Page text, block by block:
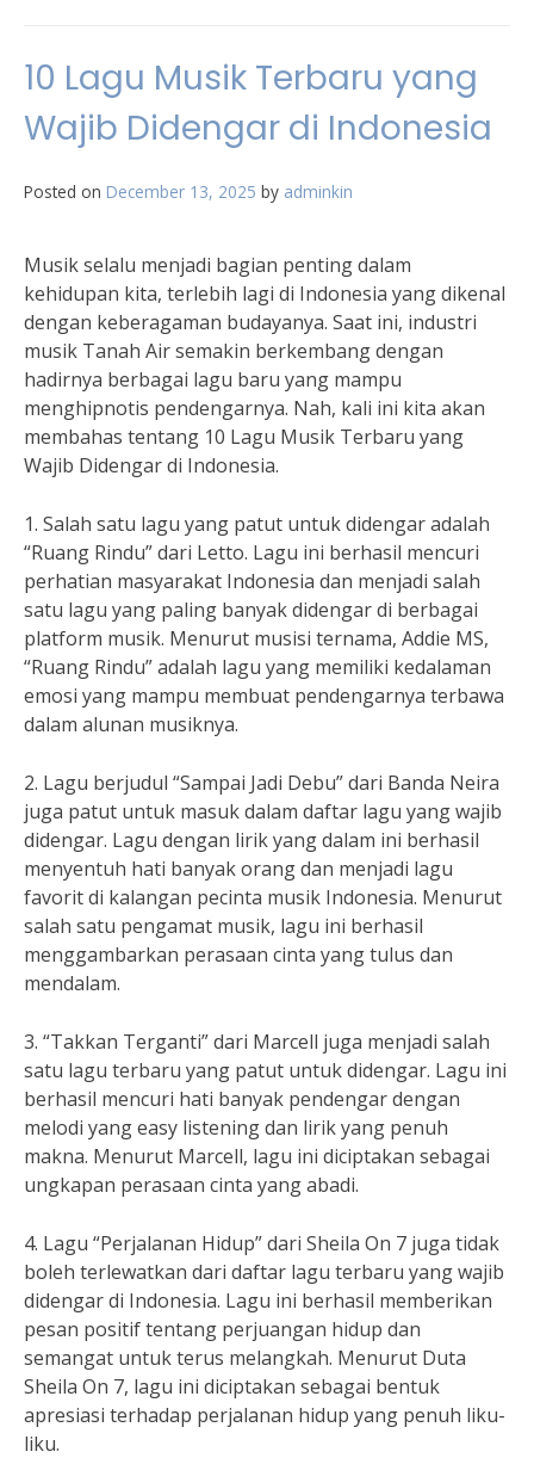
10 Lagu Musik Terbaru yang
Wajib Didengar di Indonesia
Posted on December 13, 2025 by adminkin
Musik selalu menjadi bagian penting dalam
kehidupan kita, terlebih lagi di Indonesia yang dikenal
dengan keberagaman budayanya. Saat ini, industri
musik Tanah Air semakin berkembang dengan
hadirnya berbagai lagu baru yang mampu
menghipnotis pendengarnya. Nah, kali ini kita akan
membahas tentang 10 Lagu Musik Terbaru yang
Wajib Didengar di Indonesia.
1. Salah satu lagu yang patut untuk didengar adalah
“Ruang Rindu” dari Letto. Lagu ini berhasil mencuri
perhatian masyarakat Indonesia dan menjadi salah
satu lagu yang paling banyak didengar di berbagai
platform musik. Menurut musisi ternama, Addie MS,
“Ruang Rindu” adalah lagu yang memiliki kedalaman
emosi yang mampu membuat pendengarnya terbawa
dalam alunan musiknya.
2. Lagu berjudul “Sampai Jadi Debu” dari Banda Neira
juga patut untuk masuk dalam daftar lagu yang wajib
didengar. Lagu dengan lirik yang dalam ini berhasil
menyentuh hati banyak orang dan menjadi lagu
favorit di kalangan pecinta musik Indonesia. Menurut
salah satu pengamat musik, lagu ini berhasil
menggambarkan perasaan cinta yang tulus dan
mendalam.
3. “Takkan Terganti” dari Marcell juga menjadi salah
satu lagu terbaru yang patut untuk didengar. Lagu ini
berhasil mencuri hati banyak pendengar dengan
melodi yang easy listening dan lirik yang penuh
makna. Menurut Marcell, lagu ini diciptakan sebagai
ungkapan perasaan cinta yang abadi.
4. Lagu “Perjalanan Hidup” dari Sheila On 7 juga tidak
boleh terlewatkan dari daftar lagu terbaru yang wajib
didengar di Indonesia. Lagu ini berhasil memberikan
pesan positif tentang perjuangan hidup dan
semangat untuk terus melangkah. Menurut Duta
Sheila On 7, lagu ini diciptakan sebagai bentuk
apresiasi terhadap perjalanan hidup yang penuh liku-
liku.